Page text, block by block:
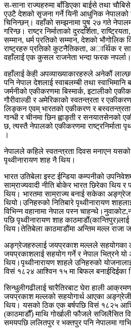
स-साना राज्यहरुमा बाँडिएका बाईसे तथा
एउटै देशको सृजना गर्ने यिनी आधुनिक नेपालको
चिनिन्छन्। वहाँको सम्झनामा पुष २७ गते
गरिन्छ। राष्ट्र निर्माताको दुरदर्शिता,
सम्मान, धर्म प्रतिको सम्मान, देशको भौगोलिक
राष्ट्रहरु प्रतिको कुटनैतिकता, अार्थिक र
वहाँलाई एक कुसल राजनेता भन्दा फरक नपर्ला।
वहाँलाई केही अपव्याख्याकारहरुले अनेकौं
पनि नेपाल देशलाई स्वाबलम्बी तथा
जर्मनीको एकीकरणमा बिस्मार्क, इटालीको
गौरीवाल्डी र अमेरिकाको स्वतन्त्रता र
लिङ्कन एवम् भारतको एकीकरण र
गान्धी र चीनमा छिन ह्वाङ्ती र सनयातसेनको
छ, त्यस्तै नेपालको एकीकरणमा राष्ट्रनिर्माता
।
नेपालले कहिले स्वतन्त्रता दिवस मनाएन
पृथ्वीनारायण शाह नै थिय।
भारत उतिबेला इस्ट ईन्डिया कम्पनीको
साम्राज्यवादी नीति बोकेर भारत छिरेका थिय र
थिय। भारतमा साम्राज्य बनाई सकेका
थियो।उनिहरुको नितिबारे पृथ्वीनारायण
विभिन्न वहानामा नेपाल पस्न
पछि पृथ्वीनारायण शाह
थिय।तेतिबेला काठमाडौंमा अन्तिम मल्ल राजा
अङ्ग्रेजहरुलाई जयप्रकाश मल्लले सहयोगका
जयप्रकाशलाई सहयोग गर्ने र नेपाल भित्रने
थिय।पृथ्वीनारायण शाहले उनिहरुको
विसं १८२४ आश्विन १५ मा बिफल बनाईदिईका
सिन्धुलीगढीलाई चारैतिरबाट घेरा हाली
जयप्रकाश मल्लको सहयोगार्थ आएका अङ्ग्रेजी
थिय। यसको ठिक एक बर्षपछि विसं १८२५
(काठमाडौँ) माथि गोर्खाली फौजले सजिलैसित
समयपछि ललितपुर र भक्तपुर पनि नेपालमा